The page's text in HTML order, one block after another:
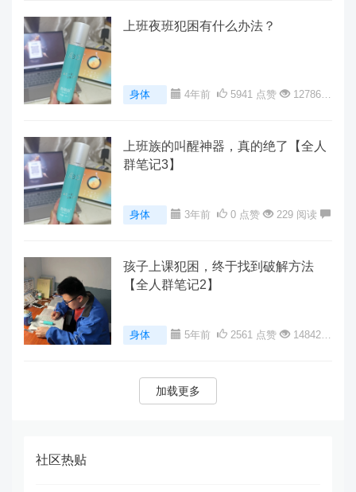
上班夜班犯困有什么办法？
身体 4年前 5941 点赞
12786
上班族的叫醒神器，真的绝了【全人
群笔记3】
身体 3年前 0 点赞
229 阅读
孩子上课犯困，终于找到破解方法
【全人群笔记2】
身体 5年前 2561 点赞
14842
加载更多
社区热贴